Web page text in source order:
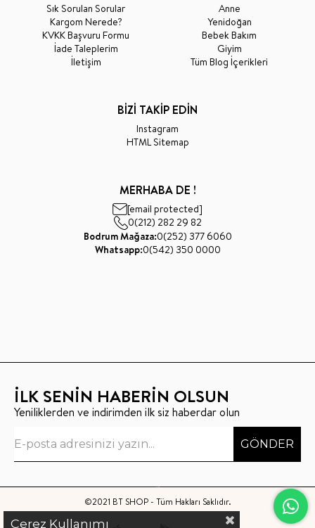
Sık Sorulan Sorular
Kargom Nerede?
KVKK Başvuru Formu
İade Taleplerim
İletişim
Anne
Yenidoğan
Bebek Bakım
Giyim
Tüm Blog İçerikleri
BİZİ TAKİP EDİN
Instagram
HTML Sitemap
MERHABA DE !
[email protected]
0(212) 282 29 82
Bodrum Mağaza:0(252) 377 6060
Whatsapp:0(542) 350 0000
İLK SENİN HABERİN OLSUN
Yeniliklerden ve indirimden ilk siz haberdar olun
GÖNDER
©2021 BT SHOP - Tüm Hakları Saklıdır.
Çerez Kullanımı